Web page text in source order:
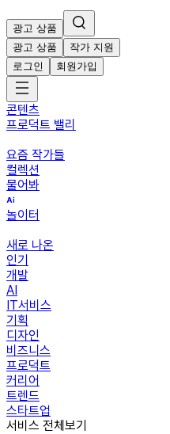
광고 상품
광고 상품
작가 지원
로그인
회원가입
콘텐츠
프로덕트 밸리
요즘 작가들
컬렉션
물어봐
놀이터
새로 나온
인기
개발
AI
IT서비스
기획
디자인
비즈니스
프로덕트
커리어
트렌드
스타트업
서비스 전체보기